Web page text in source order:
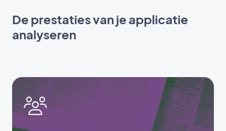
De prestaties van je applicatie
analyseren